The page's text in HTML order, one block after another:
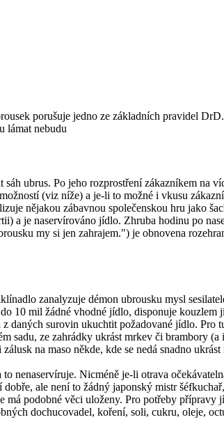
porušuje jedno ze základních pravidel
lámat nebudu
ubrus. Po jeho rozprostření zákazníkem na
(viz níže) a je-li to možné i vkusu
nějakou zábavnou společenskou hru jako
a je naservírováno jídlo. Zhruba hodinu po
my si jen zahrajem.") je obnovena
zanalyzuje démon ubrousku mysl
10 mil žádné vhodné jídlo, disponuje
surovin ukuchtit požadované jídlo. Pro
sadu, ze zahrádky ukrást mrkev či brambory
na maso někde, kde se nedá snadno
nenaservíruje. Nicméně je-li otrava
ale není to žádný japonský mistr
podobné věci uloženy. Pro potřeby
dochucovadel, koření, soli, cukru, oleje,